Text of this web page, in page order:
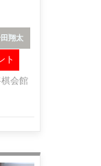
翔太
ト
会館